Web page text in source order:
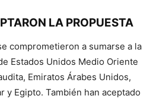
LA PROPUESTA
comprometieron a sumarse a la
Estados Unidos Medio Oriente
Emiratos Árabes Unidos,
y Egipto. También han aceptado